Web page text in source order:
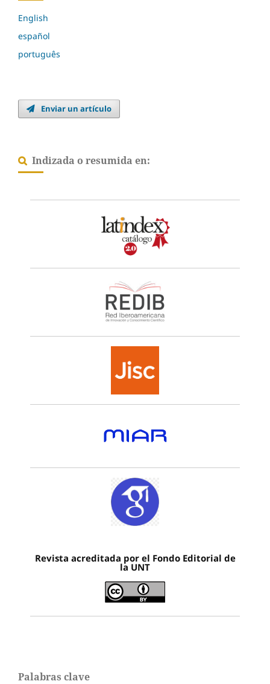
English
español
português
Enviar un artículo
Indizada o resumida en:
Revista acreditada por el Fondo Editorial de
la UNT
Palabras clave